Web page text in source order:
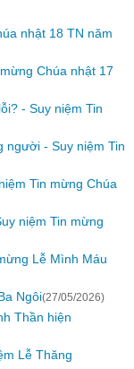
nhật 18 TN năm
Chúa nhật 17
- Suy niệm Tin
người - Suy niệm Tin
Tin mừng Chúa
niệm Tin mừng
Lễ Mình Máu
Ngôi(27/05/2026)
Thần hiện
Lễ Thăng